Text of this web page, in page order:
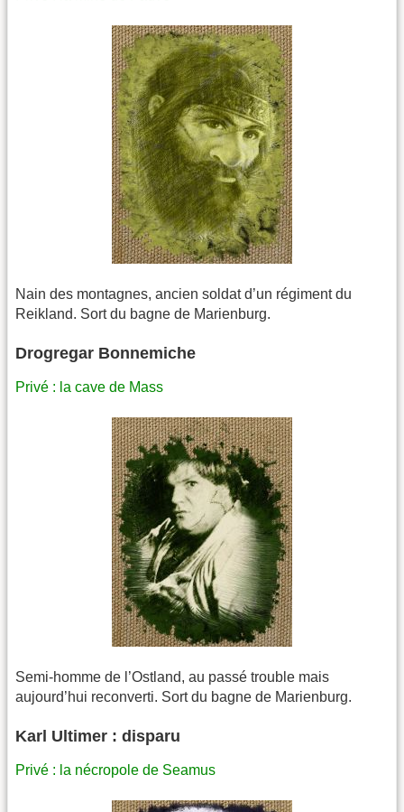
Nain des montagnes, ancien soldat d’un régiment du
Reikland. Sort du bagne de Marienburg.
Drogregar Bonnemiche
Privé : la cave de Mass
Semi-homme de l’Ostland, au passé trouble mais
aujourd’hui reconverti. Sort du bagne de Marienburg.
Karl Ultimer : disparu
Privé : la nécropole de Seamus